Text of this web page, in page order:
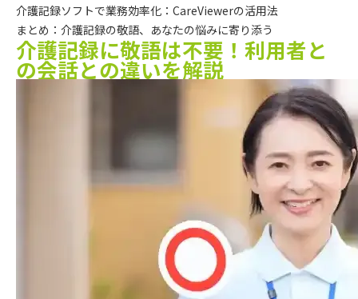
介護記録ソフトで業務効率化：CareViewerの活用法
まとめ：介護記録の敬語、あなたの悩みに寄り添う
介護記録に敬語は不要！利用者と
の会話との違いを解説